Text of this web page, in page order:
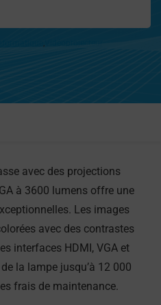
,
avec des projections
à 3600 lumens offre une
Les images
avec des contrastes
interfaces HDMI, VGA et
la lampe jusqu’à 12 000
frais de maintenance.